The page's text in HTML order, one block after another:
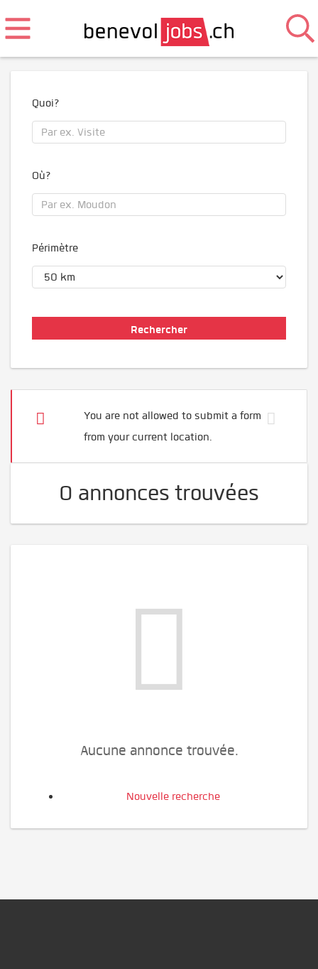
Quoi?
Où?
Périmètre
You are not allowed to submit a form
from your current location.
0 annonces trouvées
Aucune annonce trouvée.
Nouvelle recherche